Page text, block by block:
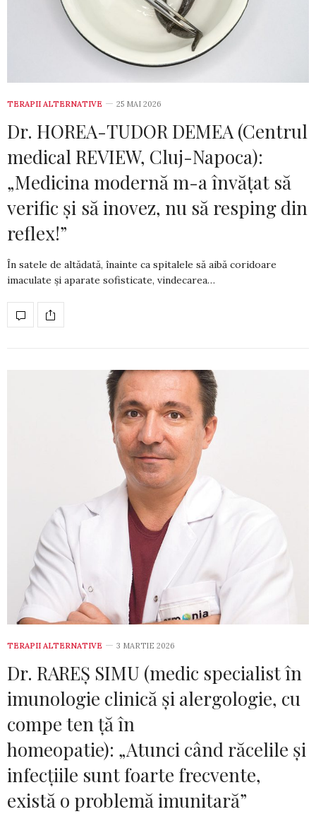
TERAPII ALTERNATIVE 25 MAI 2026
Dr. HOREA-TUDOR DEMEA (Centrul
medical REVIEW, Cluj-Napoca):
„Medicina modernă m-a învățat să
verific și să inovez, nu să resping din
reflex!”
În satele de altădată, înainte ca spitalele să aibă coridoare
imaculate și aparate sofis­ti­cate, vindecarea…
TERAPII ALTERNATIVE 3 MARTIE 2026
Dr. RAREȘ SIMU (medic specialist în
imunologie clinică și alergologie, cu
compe­ ten­ ță în
homeopatie): „Atunci când răcelile și
infecțiile sunt foarte frecvente,
există o problemă imunitară”